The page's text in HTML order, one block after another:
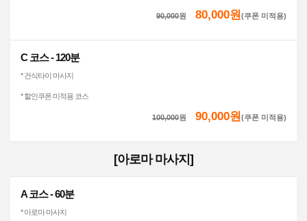
90,000원 80,000원(쿠폰 미적용)
C 코스 - 120분
* 건식타이 마사지
* 할인쿠폰 미적용 코스
100,000원 90,000원(쿠폰 미적용)
[아로마 마사지]
A 코스 - 60분
* 아로마 마사지